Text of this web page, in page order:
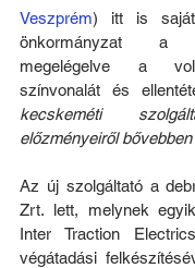
Veszprém) itt is
önkormányzat a
megelégelve a
színvonalát és
kecskeméti
előzményeiről bővebben
Az új szolgáltató a
Zrt. lett, melynek
Inter Traction
végátadási